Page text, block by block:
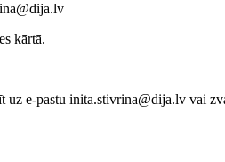
kārtā.
uz e-pastu inita.stivrina@dija.lv vai